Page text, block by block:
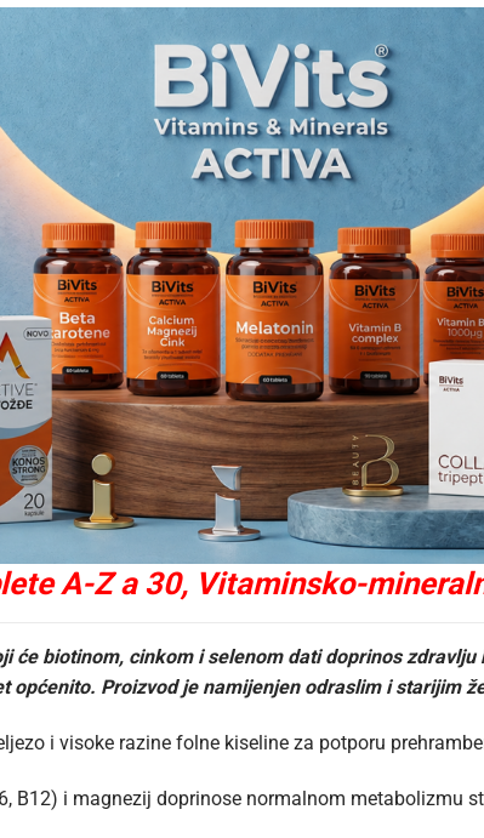
A-Z a 30, Vitaminsko-
će biotinom, cinkom i selenom dati doprinos
općenito. Proizvod je namijenjen odraslim i starijim
i visoke razine folne kiseline za potporu
B12) i magnezij doprinose normalnom metabolizmu